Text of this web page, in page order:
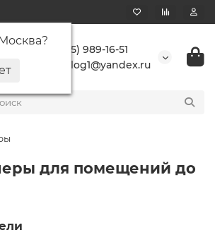
Москва?
+7 (495) 989-16-51
buranlog1@yandex.ru
для помещений до